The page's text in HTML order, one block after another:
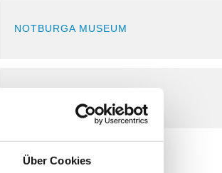
Über Cookies
NOTBURGA MUSEUM
AUSFLUGSZIELE